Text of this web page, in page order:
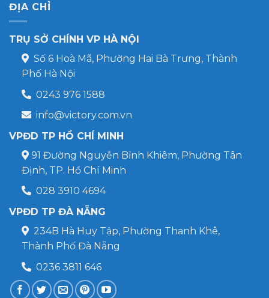
ĐỊA CHỈ
TRỤ SỞ CHÍNH VP HÀ NỘI
Số 6 Hoà Mã, Phường Hai Bà Trưng, Thành
Phố Hà Nội
0243 976 1588
info@victory.com.vn
VPĐD TP HỒ CHÍ MINH
91 Đường Nguyễn Bỉnh Khiêm, Phường Tân
Định, TP. Hồ Chí Minh
028 3910 4694
VPĐD TP ĐÀ NẴNG
234B Hà Huy Tập, Phường Thanh Khê,
Thành Phố Đà Nẵng
0236 3811 646